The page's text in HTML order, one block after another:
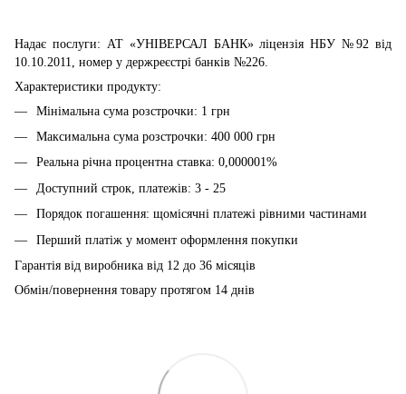
Надає послуги: АТ «УНІВЕРСАЛ БАНК» ліцензія НБУ №92 від
10.10.2011, номер у держреєстрі банків №226.
Характеристики продукту:
Мінімальна сума розстрочки: 1 грн
Максимальна сума розстрочки: 400 000 грн
Реальна річна процентна ставка: 0,000001%
Доступний строк, платежів: 3 - 25
Порядок погашення: щомісячні платежі рівними частинами
Перший платіж у момент оформлення покупки
Гарантія від виробника від 12 до 36 місяців
Обмін/повернення товару протягом 14 днів